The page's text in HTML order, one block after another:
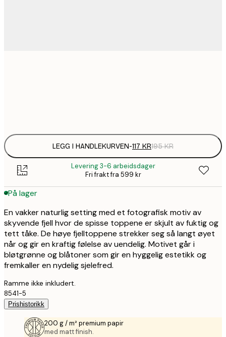
LEGG I HANDLEKURVEN-117 KR195 KR
Levering 3-6 arbeidsdager
Fri frakt fra 599 kr
På lager
En vakker naturlig setting med et fotografisk motiv av
skyvende fjell hvor de spisse toppene er skjult av fuktig og
tett tåke. De høye fjelltoppene strekker seg så langt øyet
når og gir en kraftig følelse av uendelig. Motivet går i
bløtgrønne og blåtoner som gir en hyggelig estetikk og
fremkaller en nydelig sjelefred.
Ramme ikke inkludert.
8541-5
Prishistorikk
200 g / m² premium papir
med matt finish.